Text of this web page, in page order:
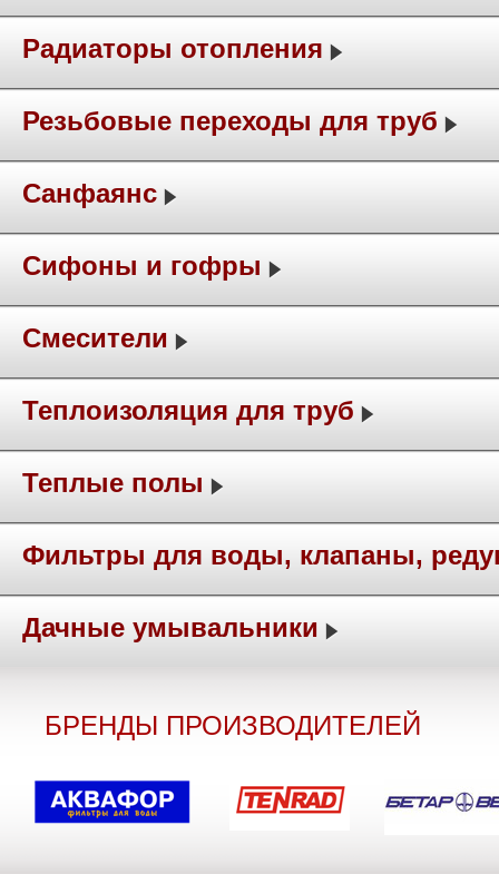
Радиаторы отопления
Резьбовые переходы для труб
Санфаянс
Сифоны и гофры
Смесители
Теплоизоляция для труб
Теплые полы
Фильтры для воды, клапаны,
Дачные умывальники
БРЕНДЫ ПРОИЗВОДИТЕЛЕЙ